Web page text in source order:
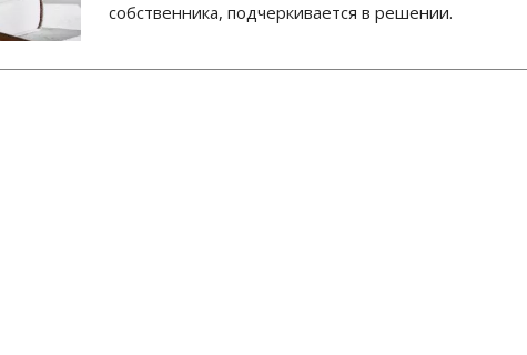
собственника, подчеркивается в решении.